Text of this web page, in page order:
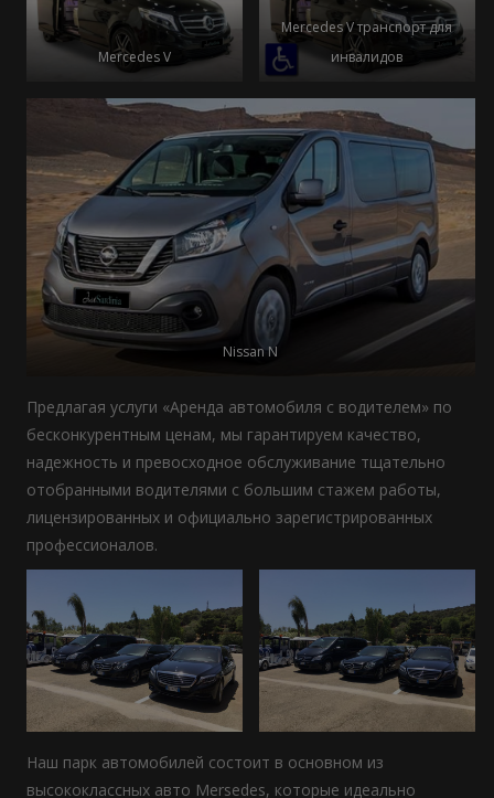
Mercedes V
Mercedes V транспорт для
инвалидов
Nissan N
Предлагая услуги «Аренда автомобиля с водителем» по
бесконкурентным ценам, мы гарантируем качество,
надежность и превосходное обслуживание тщательно
отобранными водителями с большим стажем работы,
лицензированных и официально зарегистрированных
профессионалов.
Наш парк автомобилей состоит в основном из
высококлассных авто Mersedes, которые идеально